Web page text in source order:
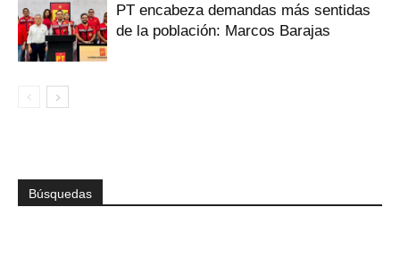
PT encabeza demandas más sentidas
de la población: Marcos Barajas
Búsquedas